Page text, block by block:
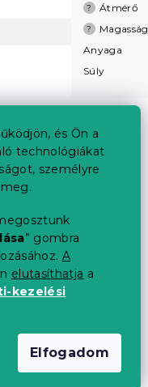
és Ön a
technológiákat
személyre
” gombra
A
elutasíthatja a
kezelési
Elfogadom
? Átmérő
? Magasság
Anyaga
Súly